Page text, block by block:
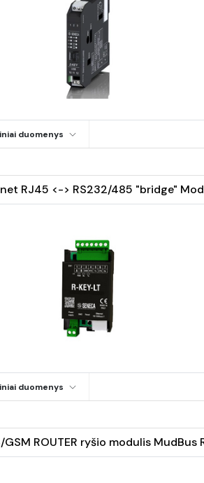
duomenys
RJ45 <-> RS232/485 "bridge"
duomenys
GSM ROUTER ryšio modulis